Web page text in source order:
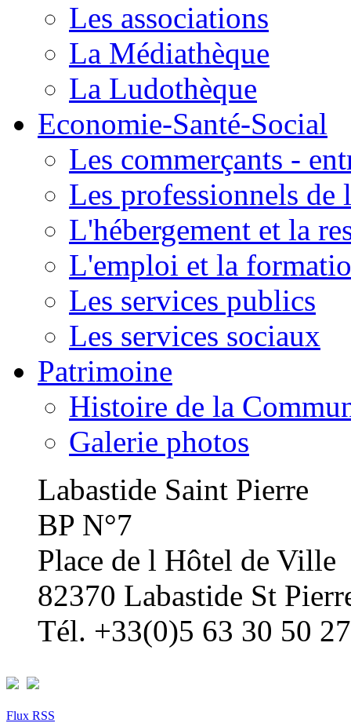
Les associations
La Médiathèque
La Ludothèque
Economie-Santé-Social
Les commerçants -
Les professionnels de
L'hébergement et la
L'emploi et la
Les services publics
Les services sociaux
Patrimoine
Histoire de la
Galerie photos
Labastide Saint Pierre
BP N°7
Place de l Hôtel de Ville
82370 Labastide St
Tél. +33(0)5 63 30 50 27
Flux RSS